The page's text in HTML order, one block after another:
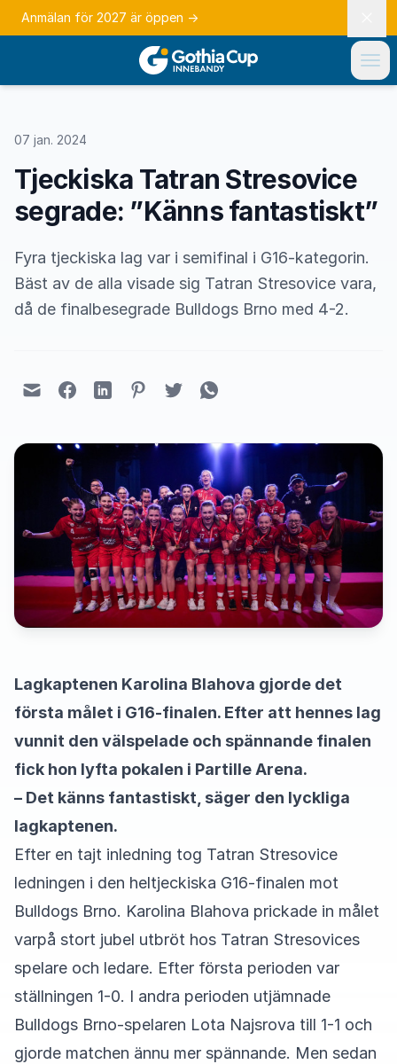
Anmälan för 2027 är öppen →
07 jan. 2024
Tjeckiska Tatran Stresovice
segrade: ”Känns fantastiskt”
Fyra tjeckiska lag var i semifinal i G16-kategorin.
Bäst av de alla visade sig Tatran Stresovice vara,
då de finalbesegrade Bulldogs Brno med 4-2.
Lagkaptenen Karolina Blahova gjorde det
första målet i G16-finalen. Efter att hennes lag
vunnit den välspelade och spännande finalen
fick hon lyfta pokalen i Partille Arena.
– Det känns fantastiskt, säger den lyckliga
lagkaptenen.
Efter en tajt inledning tog Tatran Stresovice
ledningen i den heltjeckiska G16-finalen mot
Bulldogs Brno. Karolina Blahova prickade in målet
varpå stort jubel utbröt hos Tatran Stresovices
spelare och ledare. Efter första perioden var
ställningen 1-0. I andra perioden utjämnade
Bulldogs Brno-spelaren Lota Najsrova till 1-1 och
gjorde matchen ännu mer spännande. Men sedan